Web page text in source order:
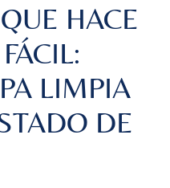
HACE
LIMPIA
DE